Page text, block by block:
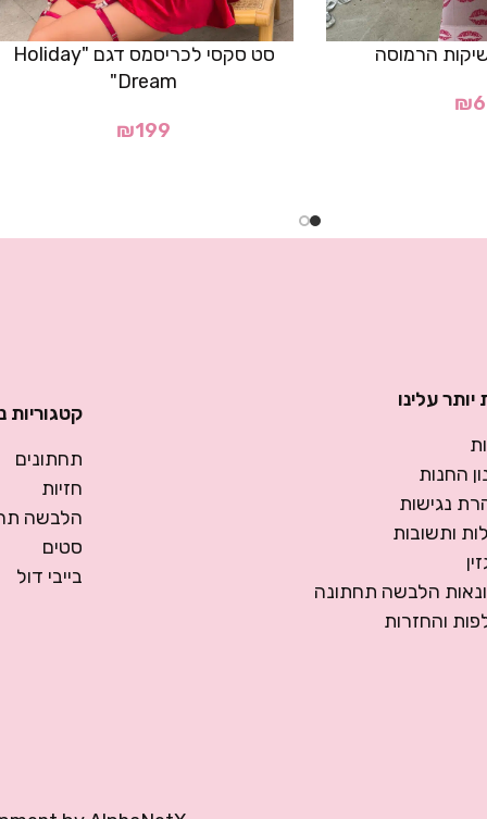
הרמוסה
₪
סט סקסי לכריסמס דגם "Holiday
Dream"
₪199
עלינו
החנות
נגישות
ותשובות
הלבשה תחתונה
והחזרות
קטגוריות
תחתונים
חזיות
הלבשה
סטים
בייבי דול